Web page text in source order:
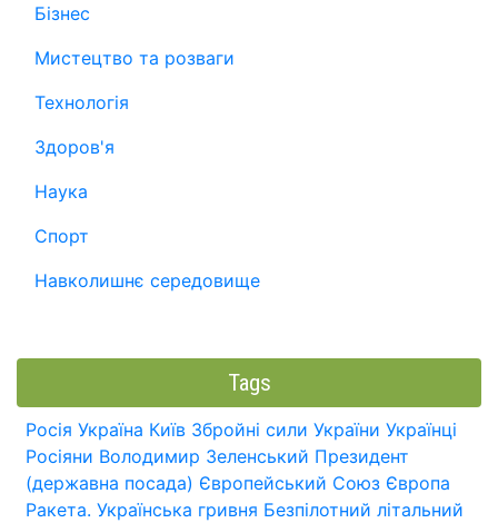
Бізнес
Мистецтво та розваги
Технологія
Здоров'я
Наука
Спорт
Навколишнє середовище
Tags
Росія Україна Київ Збройні сили України Українці
Росіяни Володимир Зеленський Президент
(державна посада) Європейський Союз Європа
Ракета. Українська гривня Безпілотний літальний